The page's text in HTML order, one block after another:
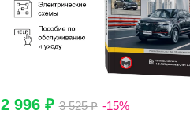
2 996 ₽3 525 ₽ -15%